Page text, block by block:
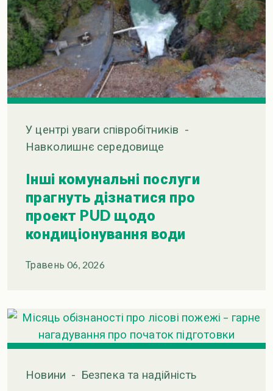
У центрі уваги співробітників -
Навколишнє середовище
Інші комунальні послуги
прагнуть дізнатися про
проект PUD щодо
кондиціонування води
Травень 06, 2026
Новини - Безпека та надійність